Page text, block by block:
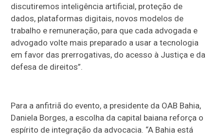
discutiremos inteligência artificial, proteção de
dados, plataformas digitais, novos modelos de
trabalho e remuneração, para que cada advogada e
advogado volte mais preparado a usar a tecnologia
em favor das prerrogativas, do acesso à Justiça e da
defesa de direitos”.
Para a anfitriã do evento, a presidente da OAB Bahia,
Daniela Borges, a escolha da capital baiana reforça o
espírito de integração da advocacia. “A Bahia está